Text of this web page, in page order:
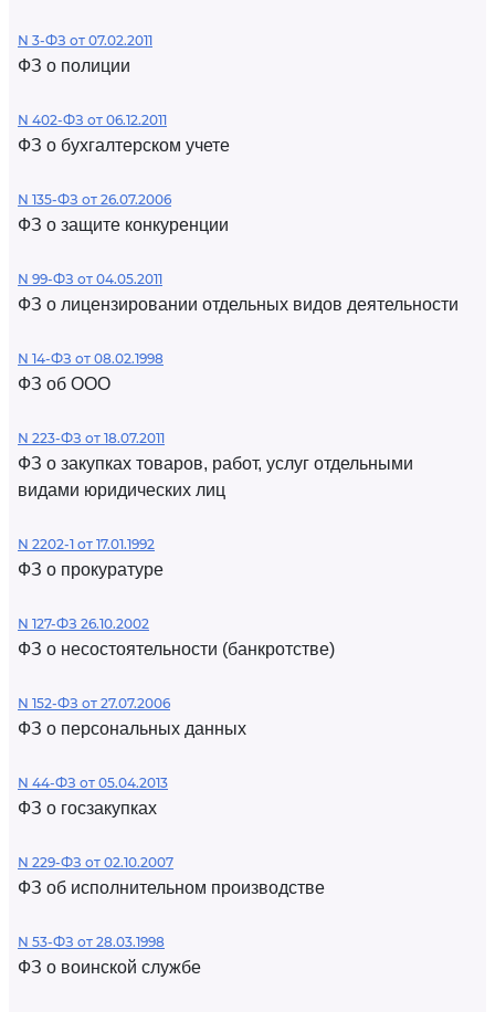
N 3-ФЗ от 07.02.2011
ФЗ о полиции
N 402-ФЗ от 06.12.2011
ФЗ о бухгалтерском учете
N 135-ФЗ от 26.07.2006
ФЗ о защите конкуренции
N 99-ФЗ от 04.05.2011
ФЗ о лицензировании отдельных видов деятельности
N 14-ФЗ от 08.02.1998
ФЗ об ООО
N 223-ФЗ от 18.07.2011
ФЗ о закупках товаров, работ, услуг отдельными
видами юридических лиц
N 2202-1 от 17.01.1992
ФЗ о прокуратуре
N 127-ФЗ 26.10.2002
ФЗ о несостоятельности (банкротстве)
N 152-ФЗ от 27.07.2006
ФЗ о персональных данных
N 44-ФЗ от 05.04.2013
ФЗ о госзакупках
N 229-ФЗ от 02.10.2007
ФЗ об исполнительном производстве
N 53-ФЗ от 28.03.1998
ФЗ о воинской службе